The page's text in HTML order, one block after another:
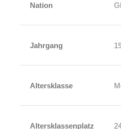
Nation
Jahrgang
Altersklasse
Altersklassenplatz